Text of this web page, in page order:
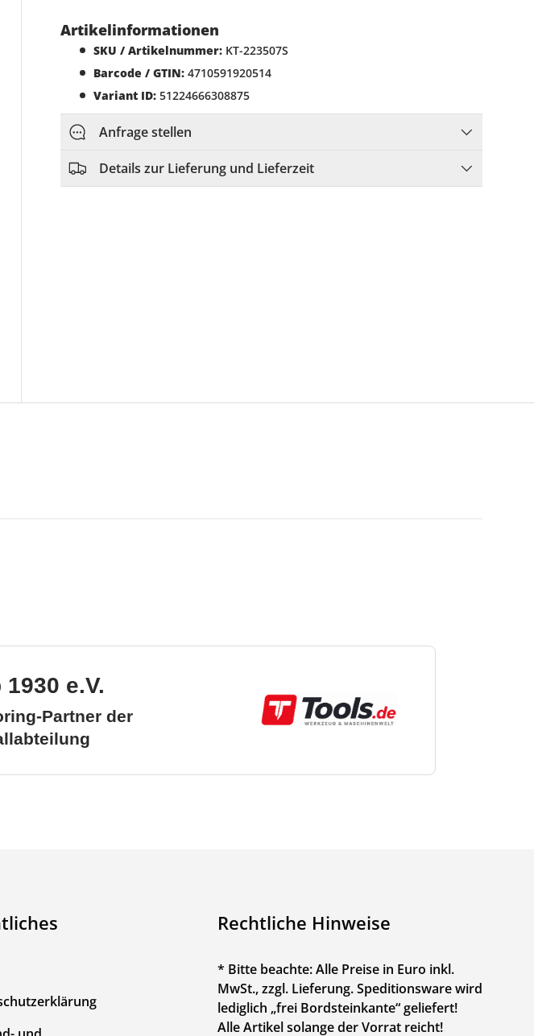
Artikelinformationen
SKU / Artikelnummer: KT-223507S
Barcode / GTIN: 4710591920514
Variant ID: 51224666308875
Anfrage stellen
Details zur Lieferung und Lieferzeit
e.V.
Partner der
Rechtliche Hinweise
* Bitte beachte: Alle Preise in Euro inkl.
MwSt., zzgl. Lieferung. Speditionsware wird
lediglich „frei Bordsteinkante“ geliefert!
Alle Artikel solange der Vorrat reicht!